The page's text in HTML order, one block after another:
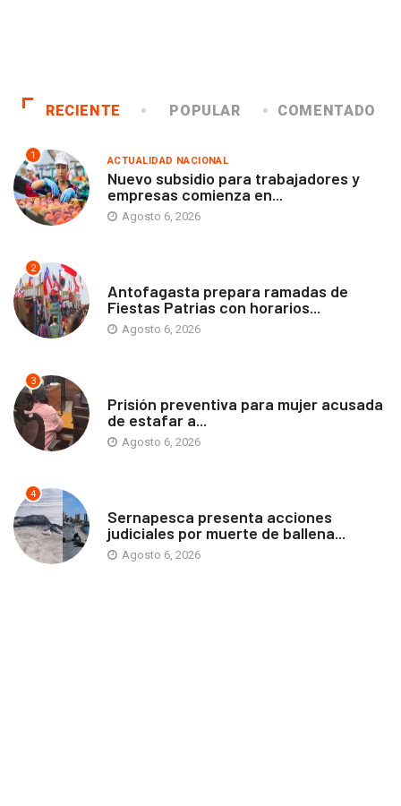
RECIENTE POPULAR COMENTADO
1 ACTUALIDAD NACIONAL
Nuevo subsidio para trabajadores y
empresas comienza en...
Agosto 6, 2026
2
Antofagasta prepara ramadas de
Fiestas Patrias con horarios...
Agosto 6, 2026
3
Prisión preventiva para mujer acusada
de estafar a...
Agosto 6, 2026
4
Sernapesca presenta acciones
judiciales por muerte de ballena...
Agosto 6, 2026